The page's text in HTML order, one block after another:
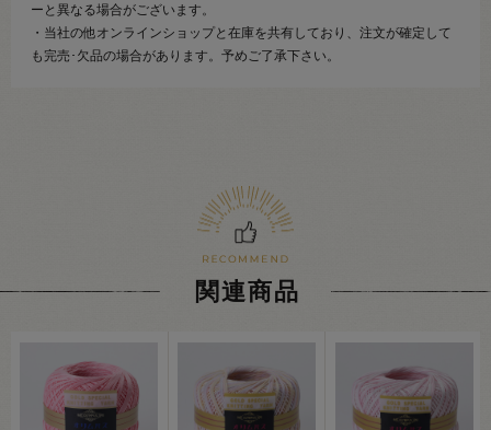
ーと異なる場合がございます。
・当社の他オンラインショップと在庫を共有しており、注文が確定して
も完売･欠品の場合があります。予めご了承下さい。
関連商品